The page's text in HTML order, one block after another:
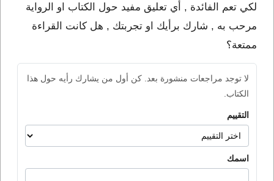
لكي تعم الفائدة , أي تعليق مفيد حول الكتاب او الرواية
مرحب به , شارك برأيك او تجربتك , هل كانت القراءة
ممتعة؟
لا توجد مراجعات منشورة بعد. كن أول من يشارك رأيه حول هذا
الكتاب.
التقييم
اسمك